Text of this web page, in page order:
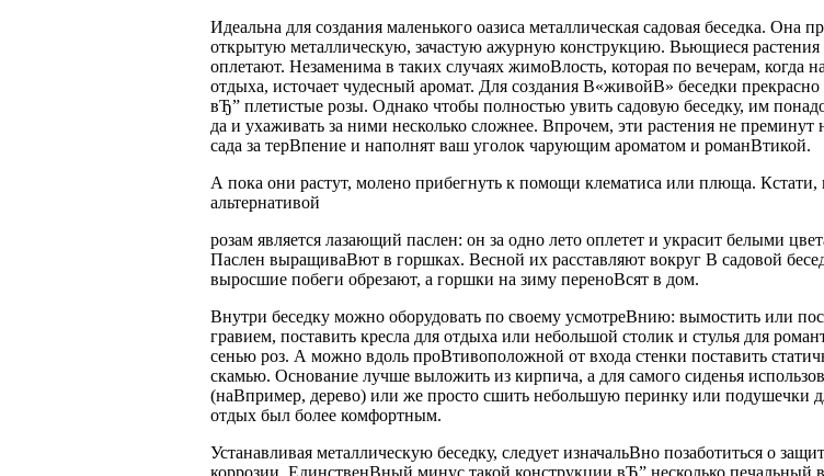
Идеальна для создания маленького оазиса металлическая садовая беседка. Она
открытую металлическую, зачастую ажурную конструкцию. Вьющиеся растения
оплетают. Незаменима в таких случаях жимоВ­лость, которая по вечерам, когда
отдыха, источает чудесный аромат. Для создания В«живойВ» беседки прекрасно
вЂ” плетистые розы. Однако чтобы полностью увить садовую беседку, им
да и ухаживать за ними несколько сложнее. Впрочем, эти растения не преминут
сада за терВ­пение и наполнят ваш уголок чарующим ароматом и романВ­тикой.
А пока они растут, молено прибегнуть к помощи клематиса или плюща. Кстати,
альтернативой
розам является лазающий паслен: он за одно лето оплетет и украсит белыми
Паслен выращиваВ­ют в горшках. Весной их расставляют вокруг В садовой
выросшие побеги обрезают, а горшки на зиму переноВ­сят в дом.
Внутри беседку можно оборудовать по своему усмотреВ­нию: вымостить или
гравием, поставить кресла для отдыха или небольшой столик и стулья для
сенью роз. А можно вдоль проВ­тивоположной от входа стенки поставить
скамью. Основание лучше выложить из кирпича, а для самого сиденья
(наВ­пример, дерево) или же просто сшить небольшую перинку или подушечки
отдых был более комфортным.
Устанавливая металлическую беседку, следует изначальВ­но позаботиться о
коррозии. ЕдинственВ­ный минус такой конструкции вЂ” несколько печальный